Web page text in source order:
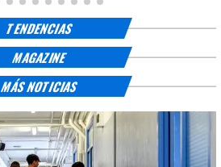
TENDENCIAS
MAGAZINE
MÁS NOTICIAS